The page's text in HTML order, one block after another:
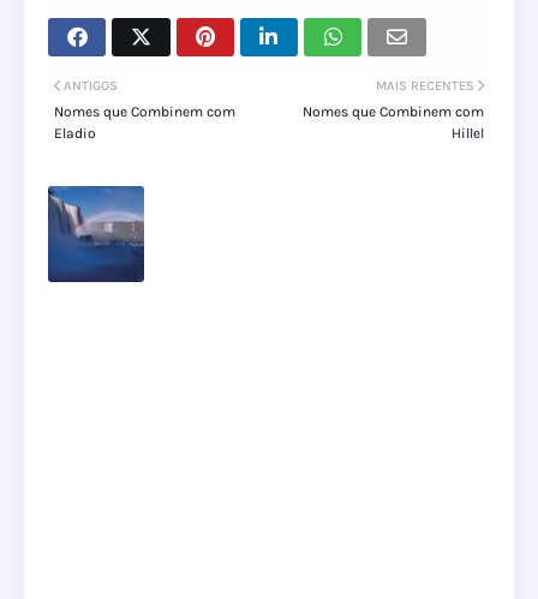
MAIS RECENTES
Nomes que Combinem com
Hillel
ANTIGOS
Nomes que Combinem com
Eladio